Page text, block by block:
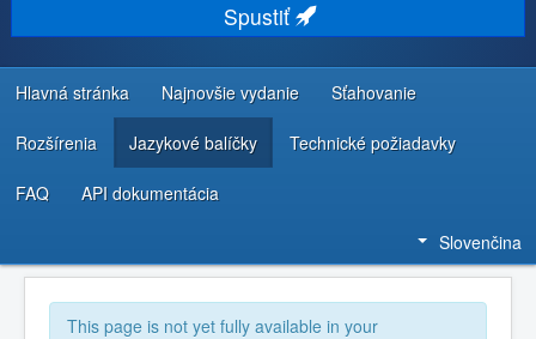
KOMUNITA & PODPORA
ZDROJE INFORMÁCIÍ PRE VÝVOJÁROV
Spustiť
Hlavná stránka Najnovšie vydanie Sťahovanie
Rozšírenia Jazykové balíčky Technické požiadavky
FAQ API dokumentácia
Slovenčina
This page is not yet fully available in your